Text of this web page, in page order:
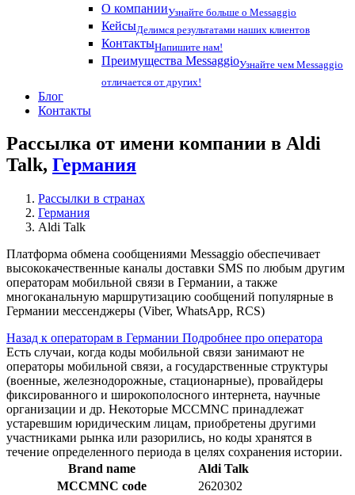
О компанииУзнайте больше о Messaggio
КейсыДелимся результатами наших клиентов
КонтактыНапишите нам!
Преимущества MessaggioУзнайте чем Messaggio
отличается от других!
Блог
Контакты
Рассылка от имени компании в Aldi
Talk, Германия
Рассылки в странах
Германия
Aldi Talk
Платформа обмена сообщениями Messaggio обеспечивает
высококачественные каналы доставки SMS по любым другим
операторам мобильной связи в Германии, а также
многоканальную маршрутизацию сообщений популярные в
Германии мессенджеры (Viber, WhatsApp, RCS)
Назад к операторам в Германии Подробнее про оператора
Есть случаи, когда коды мобильной связи занимают не
операторы мобильной связи, а государственные структуры
(военные, железнодорожные, стационарные), провайдеры
фиксированного и широкополосного интернета, научные
организации и др. Некоторые MCCMNC принадлежат
устаревшим юридическим лицам, приобретены другими
участниками рынка или разорились, но коды хранятся в
течение определенного периода в целях сохранения истории.
Brand name
Aldi Talk
MCCMNC code
2620302